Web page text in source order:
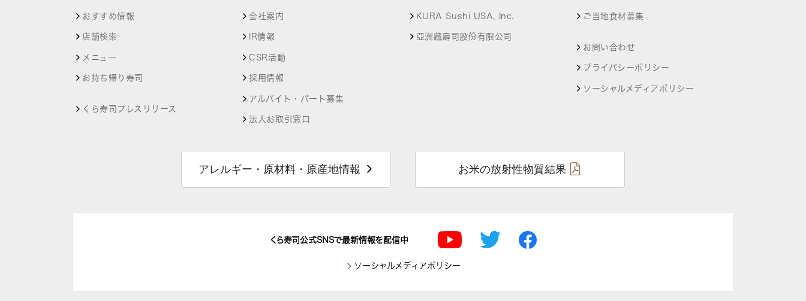
おすすめ情報
店舗検索
メニュー
お持ち帰り寿司
くら寿司プレスリリース
会社案内
IR情報
CSR活動
採用情報
アルバイト・パート募集
法人お取引窓口
KURA Sushi USA, Inc.
亞洲藏壽司股份有限公司
ご当地食材募集
お問い合わせ
プライバシーポリシー
ソーシャルメディアポリシー
アレルギー・原材料・原産地情報 お米の放射性物質結果
くら寿司公式SNSで最新情報を配信中
ソーシャルメディアポリシー